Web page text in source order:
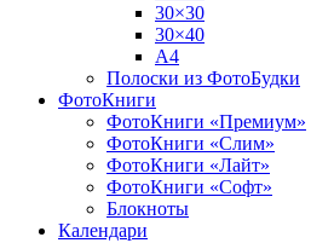
30×30
30×40
A4
Полоски из ФотоБудки
ФотоКниги
ФотоКниги «Премиум»
ФотоКниги «Слим»
ФотоКниги «Лайт»
ФотоКниги «Софт»
Блокноты
Календари